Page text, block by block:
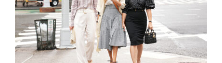
Premijera nove serije „I tek tako“ 9. decembra na HBO GO-
u
Život i zabava